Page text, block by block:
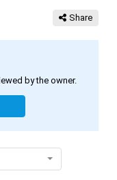
Share
by the owner.